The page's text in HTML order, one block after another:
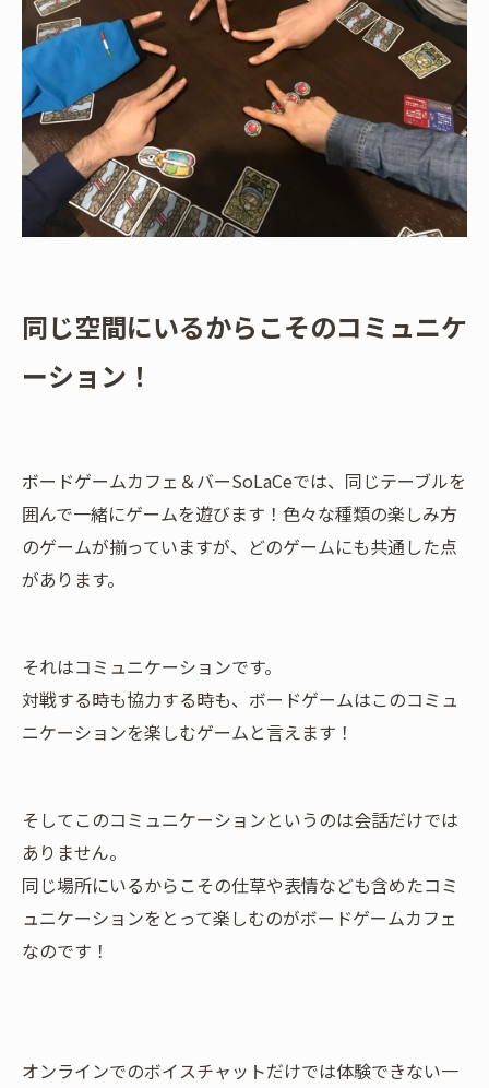
同じ空間にいるからこそのコミュニケ
ーション！
ボードゲームカフェ＆バーSoLaCeでは、同じテーブルを
囲んで一緒にゲームを遊びます！色々な種類の楽しみ方
のゲームが揃っていますが、どのゲームにも共通した点
があります。
それはコミュニケーションです。
対戦する時も協力する時も、ボードゲームはこのコミュ
ニケーションを楽しむゲームと言えます！
そしてこのコミュニケーションというのは会話だけでは
ありません。
同じ場所にいるからこその仕草や表情なども含めたコミ
ュニケーションをとって楽しむのがボードゲームカフェ
なのです！
オンラインでのボイスチャットだけでは体験できない一